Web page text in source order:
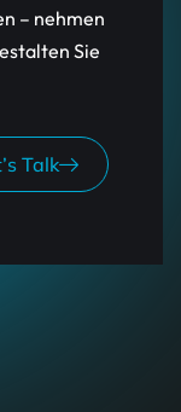
– nehmen
Sie
Talk